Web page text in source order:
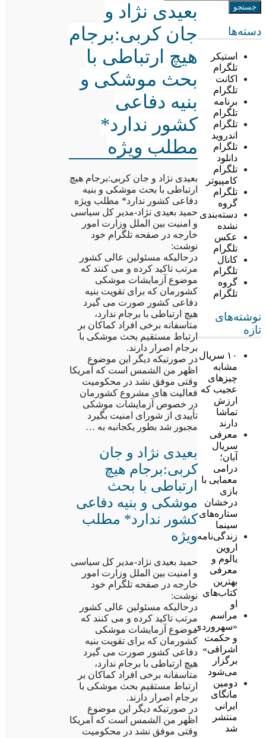
دسته‌ها
استیکر
تلگرام
اکانت
تلگرام
برنامه
تلگرام
تلگرام
اندروید
تلگرام
دانلود
تلگرام
کامپیوتر
تلگرام
گروه
دسته‌بندی
نشده
عکس
تلگرام
کانال
تلگرام
گروه
تلگرام
نوشته‌های
تازه
۱۰ سریال
مشابه
چیزهای
عجیب که
ارزش
تماشا
دارند
معرفی
سریال
آبان؛
درامی
معمایی با
بازی
درخشان
ستاره‌های
سینما
زندگی‌نامه
اروین
یالوم و
معرفی
بهترین
کتاب‌های
او
مراسم
«سهروردی
و حکمت
اشراقی»
برگزار
می‌شود
دومین
مانگای
ایرانی
منتشر
شد
بعیدی نژاد و
جان کربی:برجام
هیچ ارتباطی با
بحث موشکی و
بنیه دفاعی
کشور ندارد*
مطلب ویژه
بعیدی نژاد و جان کربی:برجام هیچ
ارتباطی با بحث موشکی و بنیه
دفاعی کشور ندارد* مطلب ویژه
حمید بعیدی نژاد-مدیر کل سیاسی
و امنیت بین الملل وزارت امور
خارجه در صفحه تلگرام خود
نوشت:
درحالیکه مسئولین عالی کشور
مرتب تاکید کرده و می کنند که
موضوع آزمایشات موشکی
کشورمان که برای تقویت بنیه
دفاعی کشور صورت می گیرد
هیچ ارتباطی با برجام ندارد،
متاسفانه برخی افراد کماکان بر
ارتباط مستقیم بحث موشکی با
برجام اصرار دارند.
در صورتیکه دیگر این موضوع
اظهر من الشمس است که آمریکا
وقتی موفق نشد در محکومیت
فعالیت های مشروع کشورمان
در خصوص آزمایشات موشکی
تأییدی از شورای امنیت بگیرد
مجبور شد بطور یکجانبه به …
بعیدی نژاد و جان
کربی:برجام هیچ
ارتباطی با بحث
موشکی و بنیه دفاعی
کشور ندارد* مطلب
ویژه
حمید بعیدی نژاد-مدیر کل سیاسی
و امنیت بین الملل وزارت امور
خارجه در صفحه تلگرام خود
نوشت:
درحالیکه مسئولین عالی کشور
مرتب تاکید کرده و می کنند که
موضوع آزمایشات موشکی
کشورمان که برای تقویت بنیه
دفاعی کشور صورت می گیرد
هیچ ارتباطی با برجام ندارد،
متاسفانه برخی افراد کماکان بر
ارتباط مستقیم بحث موشکی با
برجام اصرار دارند.
در صورتیکه دیگر این موضوع
اظهر من الشمس است که آمریکا
وقتی موفق نشد در محکومیت